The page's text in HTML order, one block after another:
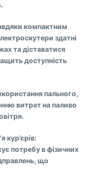
компактним
здатні
та діставатися
доступність
пального,
витрат на паливо
потребу в фізичних
що